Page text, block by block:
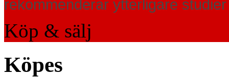
rekommenderar ytterligare
Köp & sälj
Köpes